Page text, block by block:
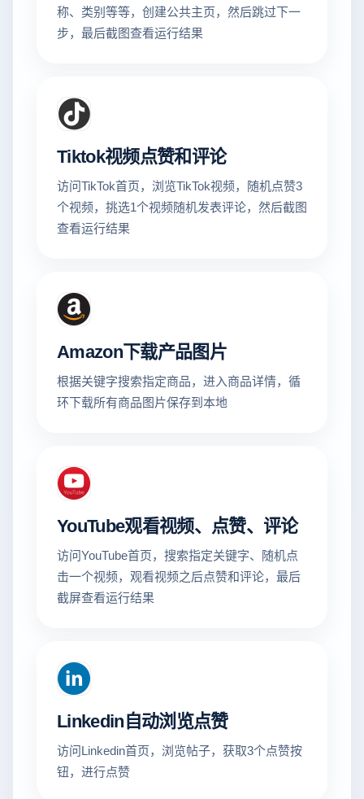
称、类别等等，创建公共主页，然后跳过下一
步，最后截图查看运行结果
Tiktok视频点赞和评论
访问TikTok首页，浏览TikTok视频，随机点赞3
个视频，挑选1个视频随机发表评论，然后截图
查看运行结果
Amazon下载产品图片
根据关键字搜索指定商品，进入商品详情，循
环下载所有商品图片保存到本地
YouTube观看视频、点赞、评论
访问YouTube首页，搜索指定关键字、随机点
击一个视频，观看视频之后点赞和评论，最后
截屏查看运行结果
Linkedin自动浏览点赞
访问Linkedin首页，浏览帖子，获取3个点赞按
钮，进行点赞